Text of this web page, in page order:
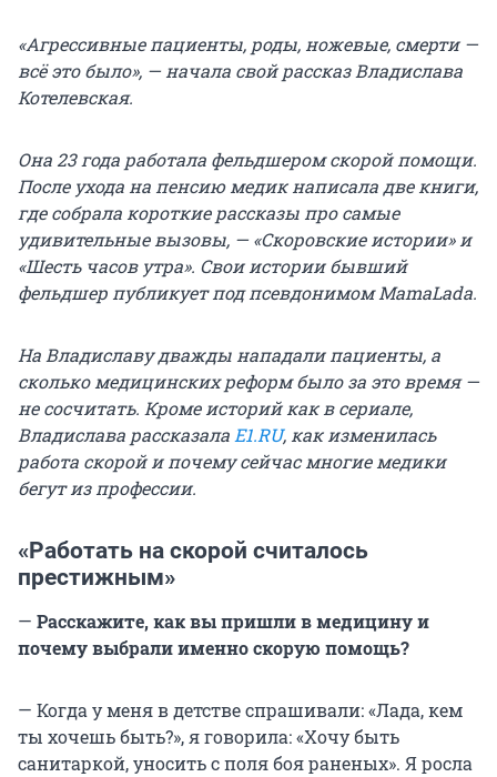
«Агрессивные пациенты, роды, ножевые, смерти —
всё это было», — начала свой рассказ Владислава
Котелевская.
Она 23 года работала фельдшером скорой помощи.
После ухода на пенсию медик написала две книги,
где собрала короткие рассказы про самые
удивительные вызовы, — «Скоровские истории» и
«Шесть часов утра». Свои истории бывший
фельдшер публикует под псевдонимом MamaLada.
На Владиславу дважды нападали пациенты, а
сколько медицинских реформ было за это время —
не сосчитать. Кроме историй как в сериале,
Владислава рассказала E1.RU, как изменилась
работа скорой и почему сейчас многие медики
бегут из профессии.
«Работать на скорой считалось
престижным»
— Расскажите, как вы пришли в медицину и
почему выбрали именно скорую помощь?
— Когда у меня в детстве спрашивали: «Лада, кем
ты хочешь быть?», я говорила: «Хочу быть
санитаркой, уносить с поля боя раненых». Я росла